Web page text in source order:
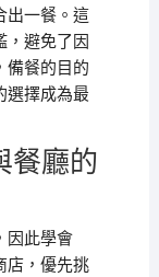
出一餐。這
，避免了因
備餐的目的
選擇成為最
餐廳的
因此學會
店，優先挑